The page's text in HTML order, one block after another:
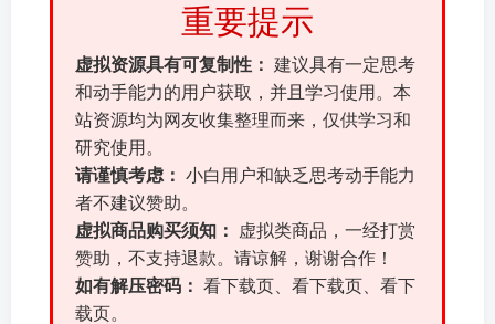
重要提示
虚拟资源具有可复制性： 建议具有一定思考
和动手能力的用户获取，并且学习使用。本
站资源均为网友收集整理而来，仅供学习和
研究使用。
请谨慎考虑： 小白用户和缺乏思考动手能力
者不建议赞助。
虚拟商品购买须知：
虚拟类商品，一经打赏
赞助，不支持退款。请谅解，谢谢合作！
如有解压密码： 看下载页、看下载页、看下
载页。